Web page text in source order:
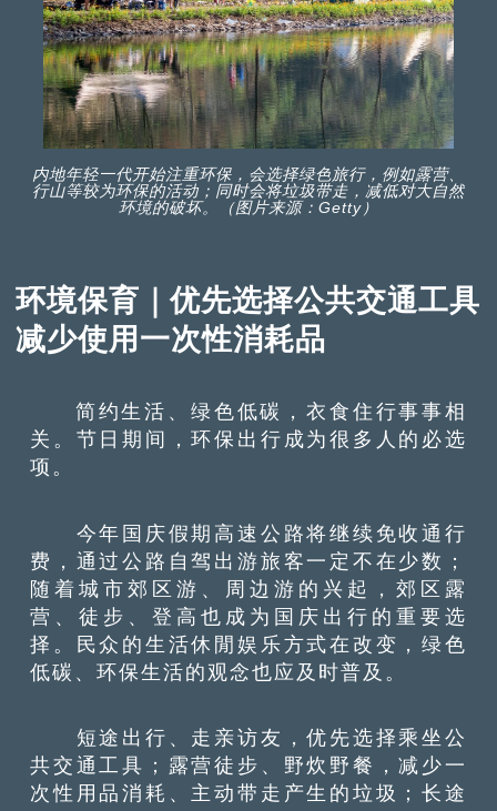
内地年轻一代开始注重环保，会选择绿色旅行，例如露营、
行山等较为环保的活动；同时会将垃圾带走，减低对大自然
环境的破坏。（图片来源：Getty）
环境保育｜优先选择公共交通工具
减少使用一次性消耗品
简约生活、绿色低碳，衣食住行事事相
关。节日期间，环保出行成为很多人的必选
项。
今年国庆假期高速公路将继续免收通行
费，通过公路自驾出游旅客一定不在少数；
随着城市郊区游、周边游的兴起，郊区露
营、徒步、登高也成为国庆出行的重要选
择。民众的生活休閒娱乐方式在改变，绿色
低碳、环保生活的观念也应及时普及。
短途出行、走亲访友，优先选择乘坐公
共交通工具；露营徒步、野炊野餐，减少一
次性用品消耗、主动带走产生的垃圾；长途